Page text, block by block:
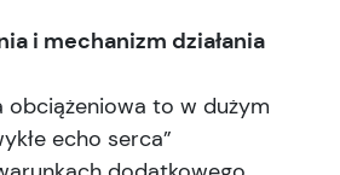
i mechanizm działania
obciążeniowa to w dużym
echo serca”